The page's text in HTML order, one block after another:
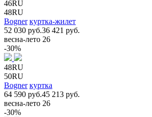
46RU
48RU
Bogner куртка-жилет
52 030 руб.36 421 руб.
весна-лето 26
-30%
48RU
50RU
Bogner куртка
64 590 руб.45 213 руб.
весна-лето 26
-30%